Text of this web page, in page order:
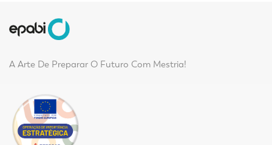
A Arte De Preparar O Futuro Com Mestria!